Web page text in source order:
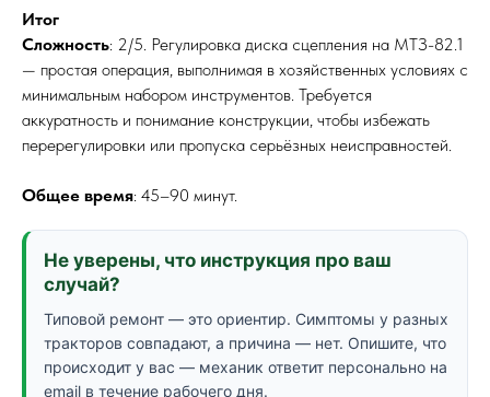
Итог
Сложность: 2/5. Регулировка диска сцепления на МТЗ-82.1
— простая операция, выполнимая в хозяйственных условиях с
минимальным набором инструментов. Требуется
аккуратность и понимание конструкции, чтобы избежать
перерегулировки или пропуска серьёзных неисправностей.
Общее время: 45–90 минут.
Не уверены, что инструкция про ваш
случай?
Типовой ремонт — это ориентир. Симптомы у разных
тракторов совпадают, а причина — нет. Опишите, что
происходит у вас — механик ответит персонально на
email в течение рабочего дня.